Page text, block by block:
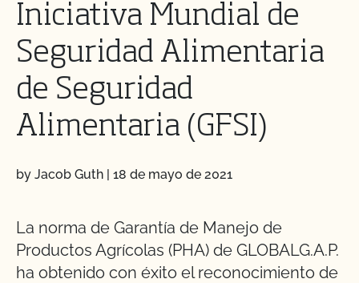
Iniciativa Mundial de
Seguridad Alimentaria
de Seguridad
Alimentaria (GFSI)
by Jacob Guth | 18 de mayo de 2021
La norma de Garantía de Manejo de
Productos Agrícolas (PHA) de GLOBALG.A.P.
ha obtenido con éxito el reconocimiento de